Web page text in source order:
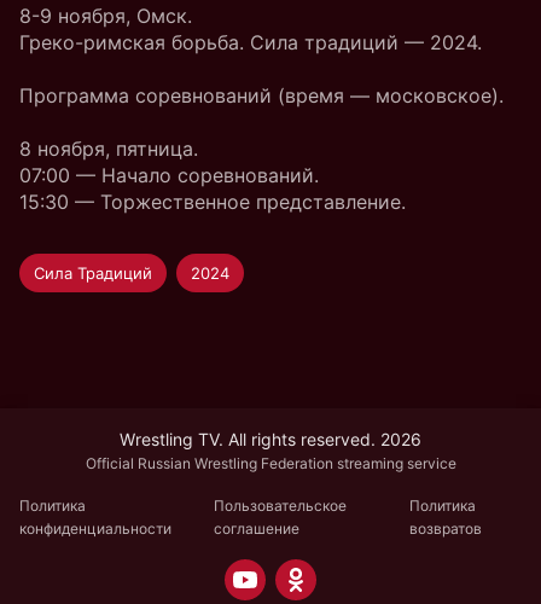
8-9 ноября, Омск.
Греко-римская борьба. Сила традиций — 2024.
Программа соревнований (время — московское).
8 ноября, пятница.
07:00 — Начало соревнований.
15:30 — Торжественное представление.
Сила Традиций 2024
Wrestling TV. All rights reserved. 2026
Official Russian Wrestling Federation streaming service
Политика
конфиденциальности
Пользовательское
соглашение
Политика
возвратов